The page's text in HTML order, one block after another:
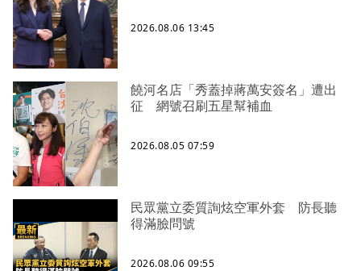
2026.08.06 13:45
饒河名店「秀蓋掉蔣萬安簽名」遭出
征 網號召刷五星幫補血
2026.08.05 07:59
民眾黨立委質詢炫空軍外套 防長聽
得滿臉問號
2026.08.06 09:55